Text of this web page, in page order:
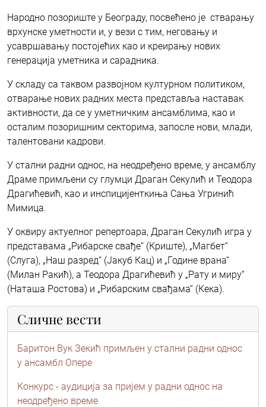
Народно позориште у Београду, посвећено је стварању
врхунске уметности и, у вези с тим, неговању и
усавршавању постојећих као и креирању нових
генерација уметника и сарадника.
У складу са таквом развојном културном политиком,
отварање нових радних места представља наставак
активности, да се у уметничким ансамблима, као и
осталим позоришним секторима, запосле нови, млади,
талентовани кадрови.
У стални радни однос, на неодређено време, у ансамблу
Драме примљени су глумци Драган Секулић и Теодора
Драгићевић, као и инспицијенткиња Сања Угринић
Мимица.
У оквиру актуелног репертоара, Драган Секулић игра у
представама „Рибарске свађе“ (Криште), „Магбет“
(Слуга), „Наш разред“ (Јакуб Кац) и „Године врана“
(Милан Ракић), а Теодора Драгићевић у „Рату и миру“
(Наташа Ростова) и „Рибарским свађама“ (Кека).
Сличне вести
Баритон Вук Зекић примљен у стални радни однос
у ансамбл Опере
Конкурс - аудиција за пријем у радни однос на
неодређено време